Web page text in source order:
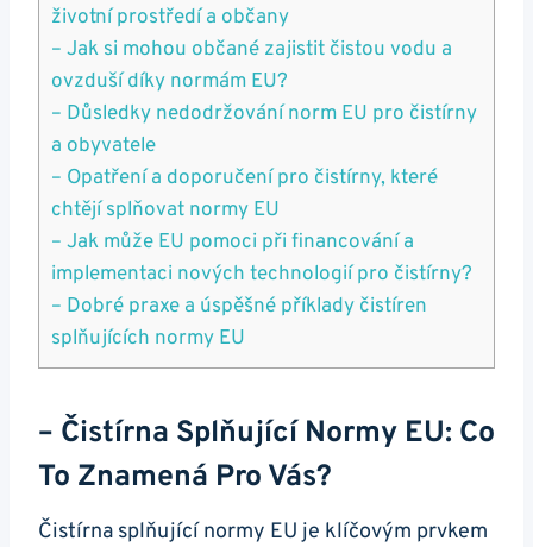
životní prostředí a občany
– Jak si mohou občané zajistit čistou vodu a
ovzduší díky normám EU?
– Důsledky nedodržování norm EU pro čistírny
a obyvatele
– Opatření a doporučení pro čistírny, které
chtějí splňovat normy EU
– Jak může EU pomoci při financování a
implementaci nových technologií pro čistírny?
– Dobré praxe a úspěšné příklady čistíren
splňujících normy EU
– Čistírna Splňující Normy EU: Co
To Znamená Pro Vás?
Čistírna splňující normy EU je klíčovým prvkem